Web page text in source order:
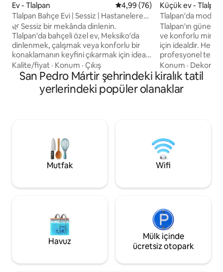
Ev - Tlalpan 5 üzerinden ortalama 4,99
4,99 (76)
Tlalpan Bahçe Evi | Sessiz | Hastanelere
Yakın
🌿 Sessiz bir mekânda dinlenin.
Tlalpan'da bahçeli özel ev, Meksiko'da
dinlenmek, çalışmak veya konforlu bir
konaklamanın keyfini çıkarmak için ideal.
Gerçek huzuru şehrin önemli
bölgelerine hızlı erişimle birleştiren
stratejik bir konum. 🏥 Tlalpan Hastanesi
Bölgesi 🚗 Av. Insurgentes ☕ Yerel
veya video izleme için mükemmel) 🛏
Konforlu ve işlevsel alan 🍳 - Dolu
Kalite/fiyat · Konum · Çıkış
Küçük ev - Tlalpan
Tlalpan'da
Tlalpan'ın güney
ve konforlu mini
için idealdir. Her
profesyonel
yatak, tam banyo
olanaklarla
bulunmaktadır.
Caminero
veya sağlık veya
mükemmeldir. ✨
Konum · Dekor
San Pedro Mártir şehrindeki kiralık tatil
yerlerindeki popüler olanaklar
Mutfak Wifi
Havuz
Mülk içinde
ücretsiz otopark